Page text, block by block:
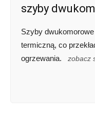
szyby
Szyby
termiczną, co
ogrzewania.
zobacz